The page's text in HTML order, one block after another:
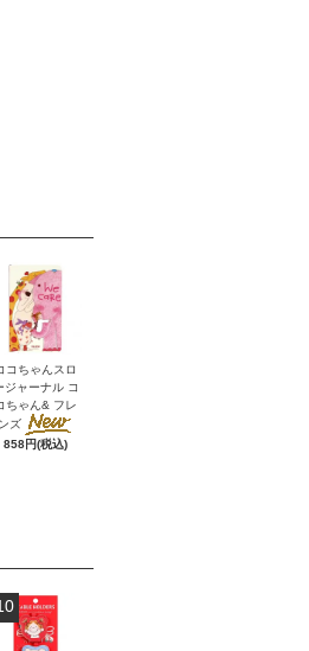
コちゃんスロ
ジャーナル コ
ちゃん& フレ
ンズ
858円(税込)